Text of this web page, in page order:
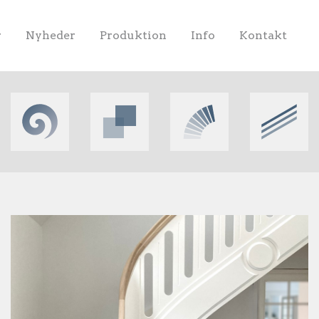
Nyheder Produktion Info Kontakt